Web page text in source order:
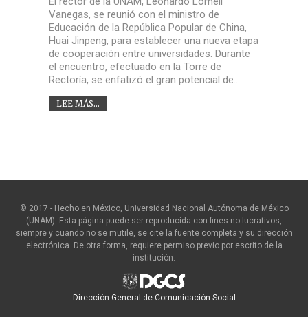
Vanegas, se reunió con el ministro de
Educación de la República Popular de China,
Huai Jinpeng, para establecer una nueva etapa
de cooperación entre universidades. Durante
el encuentro, efectuado en la Torre de
Rectoría, se enfatizó el gran potencial de…
LEE MÁS...
© 2017 - Hecho en México, Universidad Nacional Autónoma de México
(UNAM). Esta página puede ser reproducida con fines no lucrativos,
siempre y cuando no se mutile, se cite la fuente completa y su dirección
electrónica. De otra forma, requiere permiso previo por escrito de la
institución.
Dirección General de Comunicación Social